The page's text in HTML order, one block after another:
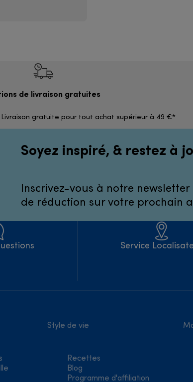
de livraison gratuites
Livraison gratuite pour tout achat supérieur à 49 €*
Soyez inspiré, & restez à
Inscrivez-vous à notre newsletter
de réduction sur votre prochain
Service
Style de vie
Recettes
Blog
Programme d'affiliation